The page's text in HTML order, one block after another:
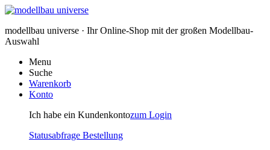
modellbau universe · Ihr Online-Shop mit der großen Modellbau-
Auswahl
Menu
Suche
Warenkorb
Konto
Ich habe ein Kundenkontozum Login
Statusabfrage Bestellung